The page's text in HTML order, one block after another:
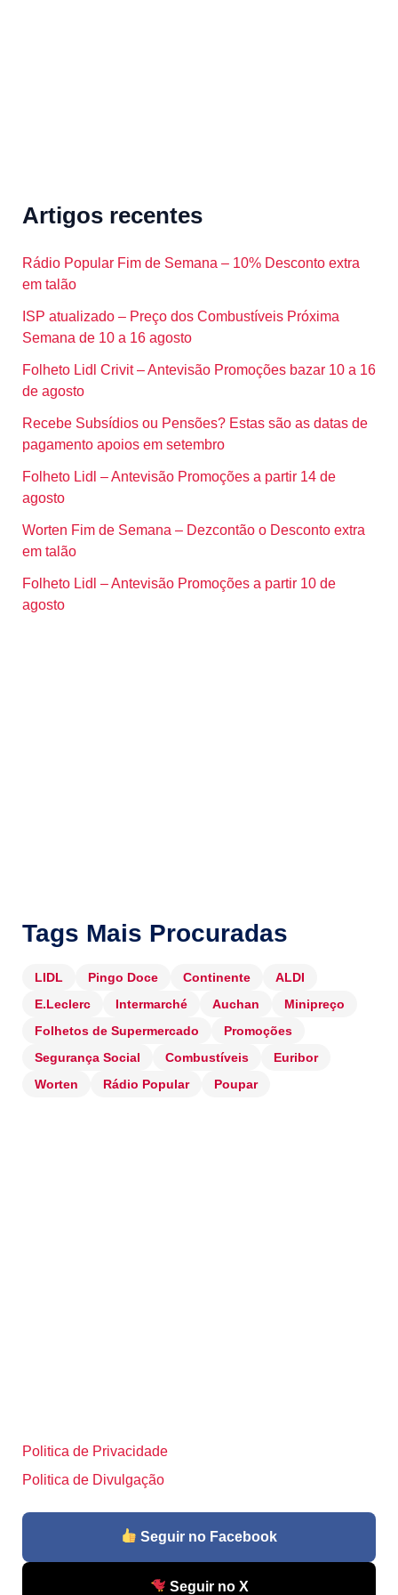
Artigos recentes
Rádio Popular Fim de Semana – 10% Desconto extra
em talão
ISP atualizado – Preço dos Combustíveis Próxima
Semana de 10 a 16 agosto
Folheto Lidl Crivit – Antevisão Promoções bazar 10 a 16
de agosto
Recebe Subsídios ou Pensões? Estas são as datas de
pagamento apoios em setembro
Folheto Lidl – Antevisão Promoções a partir 14 de
agosto
Worten Fim de Semana – Dezcontão o Desconto extra
em talão
Folheto Lidl – Antevisão Promoções a partir 10 de
agosto
Tags Mais Procuradas
LIDL Pingo Doce Continente
ALDI
E.Leclerc
Intermarché Auchan
Minipreço
Folhetos de Supermercado
Promoções
Segurança Social
Combustíveis
Euribor
Worten
Rádio Popular Poupar
Politica de Privacidade
Politica de Divulgação
Seguir no Facebook
Seguir no X